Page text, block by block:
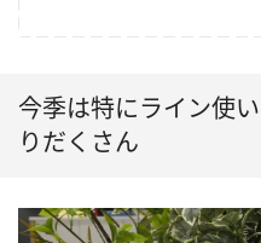
今季は特にライン使
りだくさん